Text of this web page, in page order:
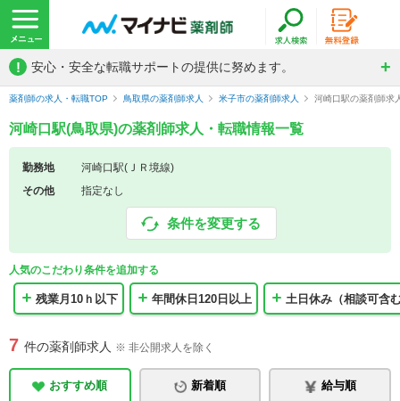
! 安心・安全な転職サポートの提供に努めます。
薬剤師の求人・転職TOP 鳥取県の薬剤師求人 米子市の薬剤師求人 河崎口駅の薬剤師求
河崎口駅(鳥取県)の薬剤師求人・転職情報一覧
勤務地
河崎口駅(ＪＲ境線)
その他
指定なし
条件を変更する
人気のこだわり条件を追加する
残業月10ｈ以下 年間休日120日以上 土日休み（相談可含
7 件の薬剤師求人 ※ 非公開求人を除く
おすすめ順 新着順 給与順